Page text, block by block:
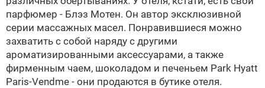
парфюмер - Блэз Мотен. Он автор эксклюзивной
серии массажных масел. Понравившиеся можно
захватить с собой наряду с другими
ароматизированными аксессуарами, а также
фирменным чаем, шоколадом и печеньем Park Hyatt
Paris-Vend me - они продаются в бутике отеля.